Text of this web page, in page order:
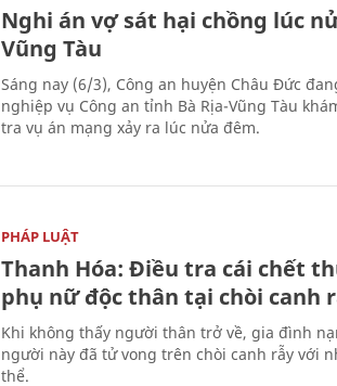
Nghi án vợ sát hại chồng lúc
Vũng Tàu
Sáng nay (6/3), Công an huyện Châu Đức
nghiệp vụ Công an tỉnh Bà Rịa-Vũng Tàu
tra vụ án mạng xảy ra lúc nửa đêm.
PHÁP LUẬT
Thanh Hóa: Điều tra cái chết
phụ nữ độc thân tại chòi canh
Khi không thấy người thân trở về, gia đình
người này đã tử vong trên chòi canh rẫy với
thể.